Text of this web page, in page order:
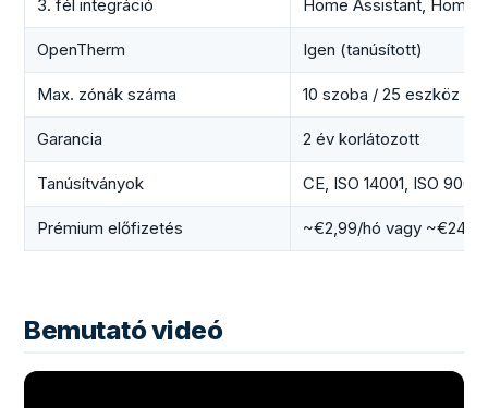
3. fél integráció Home Assistant,
OpenTherm Igen (tanúsított)
Max. zónák száma 10 szoba / 25 eszköz (1
Garancia 2 év korlátozott
Tanúsítványok CE, ISO 14001, ISO
Prémium előfizetés ~€2,99/hó vagy
Bemutató videó